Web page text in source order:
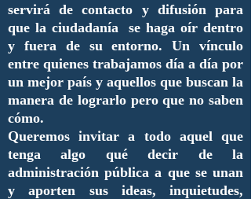
servirá de contacto y difusión para
que la ciudadanía se haga oír dentro
y fuera de su entorno. Un vínculo
entre quienes trabajamos día a día por
un mejor país y aquellos que buscan la
manera de lograrlo pero que no saben
cómo.
Queremos invitar a todo aquel que
tenga algo qué decir de la
administración pública a que se unan
y aporten sus ideas, inquietudes,